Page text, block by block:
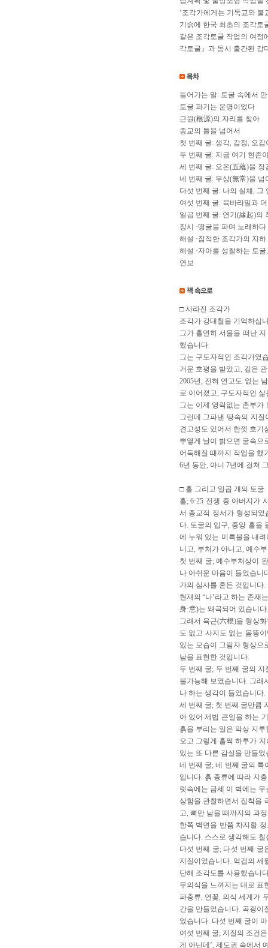
‘조각가에게는 기독교와
기슭에 한국 최초의 조각토
같은 조각토굴 작업의 여정
각토굴』과 동시 출간된 강
들어가는 말: 토굴 속에서
토굴 파기는 운명이었다
근원(根源)의 자리를 찾아
종교의 틀을 넘어서
첫 번째 굴: 생각, 감정, 오
두 번째 굴: 지금 여기 현존
세 번째 굴: 오온(五蘊)을 징
네 번째 굴: 무상(無常)을 넘
다섯 번째 굴: 나의 실체, 그
여섯 번째 굴: 육바라밀과
일곱 번째 굴: 연기(緣起)의
장시 ·땅굴을 파며 노래하다
해설 ·잠적한 조각가의 지
해설 ·자아를 성찰하는 토
연보
□ 사라진 조각가
조각가 강대철을 기억하십
그가 홀연히 서울을 떠난
했습니다.
그는 구도자적인 조각가였
거운 호평을 받았고, 깊은
2005년, 전혀 연고도 없는
로 이어졌고, 구도자적인
그는 이제 영락없는 촌부가
그런데 그파낸 땅속의 지
견고성도 있어서 한껏 호기
뿌옇게 날이 밝으면 굴속으
어둑해질 때까지 작업을 했
6년 동안, 아니 7년에 걸쳐
□ 홀 그리고 일곱 개의 토굴
홀; 6·25 전쟁 중 아버지가
서 종교적 정서가 형성되
다. 토굴의 입구, 중앙 홀을
에 누워 있는 미륵불을 내
니고, 부처가 아니고, 예수
첫 번째 굴; 예수부처상이
나 아쉬운 마음이 들었습니
가의 심사를 흔든 것입니다
현재의 ‘나’라고 하는 존재
身·意)는 왜곡되어 있습니
그래서 육근(六根)을 형상
도 없고 사지도 없는 몸뚱
있는 모습이 그림자 형상으
남을 표현한 것입니다.
두 번째 굴; 두 번째 굴의
불가능해 보였습니다. 그
나 하는 생각이 들었습니다.
세 번째 굴; 첫 번째 굴만큼
아 있어 제법 큰일을 하는
흙을 부리는 일은 막상 지
오고 그렇게 훌쩍 하루가
있는 또 다른 감실을 만들
네 번째 굴; 네 번째 굴의
입니다. 흙 종류에 따라 지
릿속에는 금세 이 벽에는
상함을 관찰하면서 집착을
고, 뼈만 남을 때까지의 과
한쪽 벽면을 반쯤 차지할
습니다. 스스로 생각해도
다섯 번째 굴; 다섯 번째 굴
지질이었습니다. 억겁의
단해 조각도를 사용했습니
무의식을 느껴지는 대로 표
파충류, 연꽃, 의식 세계가
간을 만들었습니다. 곡괭
었습니다. 다섯 번째 굴이
여섯 번째 굴; 지질의 조건
게 아닌데’, 제도권 속에서